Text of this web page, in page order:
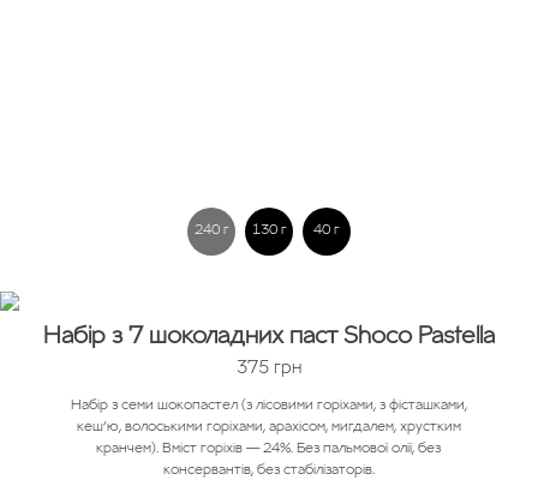
240 г 130 г 40 г
Набір з 7 шоколадних паст Shoco Pastella
375 грн
Набір з семи шокопастел (з лісовими горіхами, з фісташками,
кеш’ю, волоськими горіхами, арахісом, мигдалем, хрустким
кранчем). Вміст горіхів — 24%. Без пальмової олії, без
консервантів, без стабілізаторів.